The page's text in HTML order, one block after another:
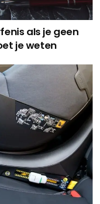
als je geen
je weten